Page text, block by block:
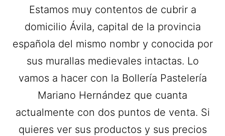
Estamos muy contentos de cubrir a
domicilio Ávila, capital de la provincia
española del mismo nombr y conocida por
sus murallas medievales intactas. Lo
vamos a hacer con la Bollería Pastelería
Mariano Hernández que cuanta
actualmente con dos puntos de venta. Si
quieres ver sus productos y sus precios